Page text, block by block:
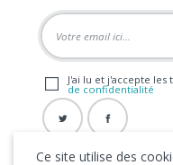
J'ai lu et j'accepte
de confidentialité
Ce site utilise des